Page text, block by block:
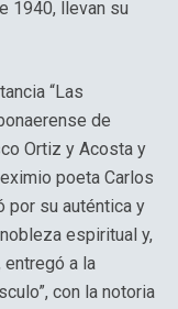
1940, llevan su
“Las
de
Ortiz y Acosta y
poeta Carlos
por su auténtica y
espiritual y,
entregó a la
con la notoria